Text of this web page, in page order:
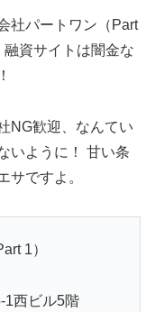
社パートワン（Part
資サイトは闇金な
NG歓迎、なんてい
いように！ 甘い条
サですよ。
1）
1西ビル5階